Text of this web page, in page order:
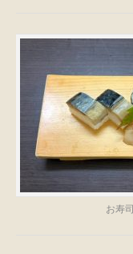
お寿司